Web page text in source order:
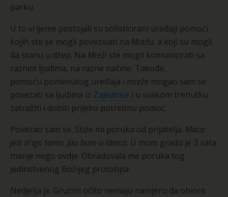
parku.
U to vrijeme postojali su sofisticirani uređaji pomoći
kojih ste se mogli povezivati na Mrežu, a koji su mogli
da stanu u džep. Na Mreži ste mogli komunicirati sa
raznim ljudima, na razne načine. Takođe,
pomoću pomenutog uređaja i mreže mogao sam se
povezati sa ljudima iz Zajednice i u svakom trenutku
zatražiti i dobiti prijeko potrebnu pomoć.
Povezao sam se. Stiže mi poruka od prijatelja. Maca
jeis st'igo tamo. jau bum u ldnica. U mom gradu je 3 sata
manje nego ovdje. Obradovala me poruka tog
jedinstvenog Božijeg prototipa.
Nedjelja je. Gruzini očito nemaju namjeru da otvore